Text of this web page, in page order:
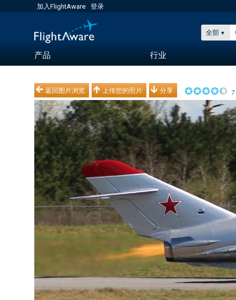
加入FlightAware 登录
全部
产品 行业
返回图片浏览 上传您的照片 分享 7